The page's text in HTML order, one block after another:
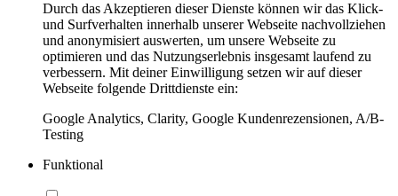
Durch das Akzeptieren dieser Dienste können wir das Klick-
und Surfverhalten innerhalb unserer Webseite nachvollziehen
und anonymisiert auswerten, um unsere Webseite zu
optimieren und das Nutzungserlebnis insgesamt laufend zu
verbessern. Mit deiner Einwilligung setzen wir auf dieser
Webseite folgende Drittdienste ein:
Google Analytics, Clarity, Google Kundenrezensionen, A/B-
Testing
Funktional